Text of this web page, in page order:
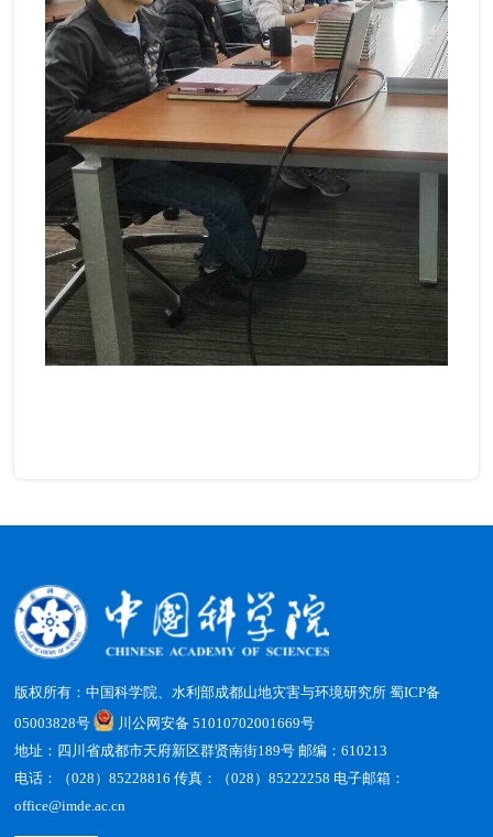
版权所有：中国科学院、水利部成都山地灾害与环境研究所蜀ICP备
05003828号
川公网安备 51010702001669号
地址：四川省成都市天府新区群贤南街189号 邮编：610213
电话：（028）85228816 传真：（028）85222258 电子邮箱：
office@imde.ac.cn